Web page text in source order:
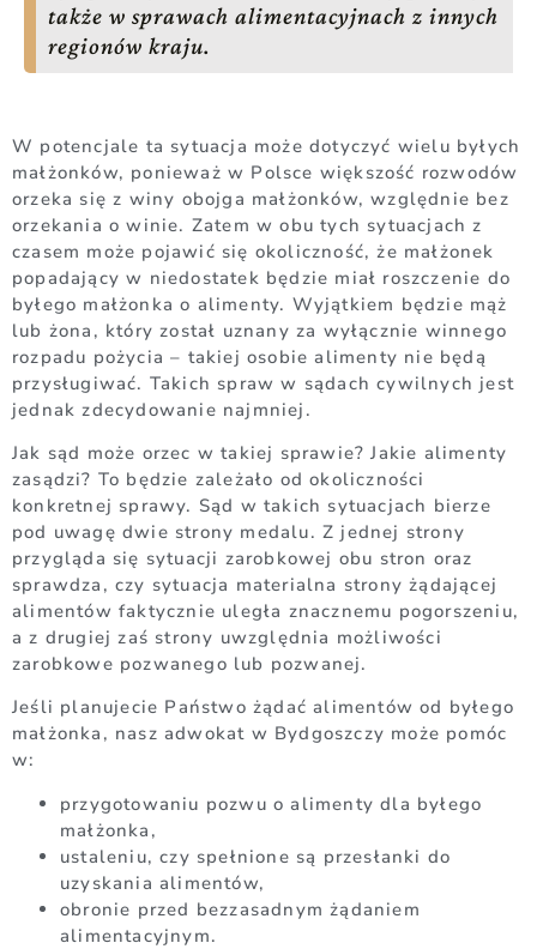
także w sprawach alimentacyjnach z innych
regionów kraju.
W potencjale ta sytuacja może dotyczyć wielu byłych
małżonków, ponieważ w Polsce większość rozwodów
orzeka się z winy obojga małżonków, względnie bez
orzekania o winie. Zatem w obu tych sytuacjach z
czasem może pojawić się okoliczność, że małżonek
popadający w niedostatek będzie miał roszczenie do
byłego małżonka o alimenty. Wyjątkiem będzie mąż
lub żona, który został uznany za wyłącznie winnego
rozpadu pożycia – takiej osobie alimenty nie będą
przysługiwać. Takich spraw w sądach cywilnych jest
jednak zdecydowanie najmniej.
Jak sąd może orzec w takiej sprawie? Jakie alimenty
zasądzi? To będzie zależało od okoliczności
konkretnej sprawy. Sąd w takich sytuacjach bierze
pod uwagę dwie strony medalu. Z jednej strony
przygląda się sytuacji zarobkowej obu stron oraz
sprawdza, czy sytuacja materialna strony żądającej
alimentów faktycznie uległa znacznemu pogorszeniu,
a z drugiej zaś strony uwzględnia możliwości
zarobkowe pozwanego lub pozwanej.
Jeśli planujecie Państwo żądać alimentów od byłego
małżonka, nasz adwokat w Bydgoszczy może pomóc
w:
przygotowaniu pozwu o alimenty dla byłego
małżonka,
ustaleniu, czy spełnione są przesłanki do
uzyskania alimentów,
obronie przed bezzasadnym żądaniem
alimentacyjnym.